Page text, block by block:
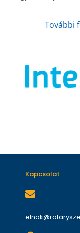
További
Kapcsolat